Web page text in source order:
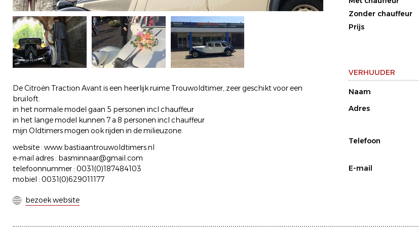
De Citroën Traction Avant is een heerlijk ruime Trouwoldtimer, zeer geschikt voor een
bruiloft.
in het normale model gaan 5 personen incl chauffeur
in het lange model kunnen 7 a 8 personen incl chauffeur
mijn Oldtimers mogen ook rijden in de milieuzone.
website : www.bastiaantrouwoldtimers.nl
e-mail adres : basminnaar@gmail.com
telefoonnummer : 0031(0)187484103
mobiel : 0031(0)629011177
bezoek website
Zonder chauffeur
Prijs
VERHUUDER
Naam
Adres
Telefoon
E-mail